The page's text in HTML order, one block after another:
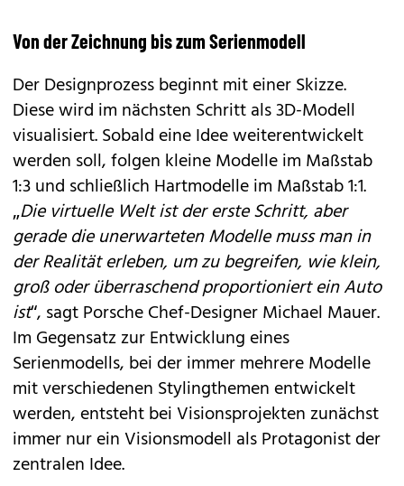
Von der Zeichnung bis zum Serienmodell
Der Designprozess beginnt mit einer Skizze.
Diese wird im nächsten Schritt als 3D-Modell
visualisiert. Sobald eine Idee weiterentwickelt
werden soll, folgen kleine Modelle im Maßstab
1:3 und schließlich Hartmodelle im Maßstab 1:1.
„Die virtuelle Welt ist der erste Schritt, aber
gerade die unerwarteten Modelle muss man in
der Realität erleben, um zu begreifen, wie klein,
groß oder überraschend proportioniert ein Auto
ist“, sagt Porsche Chef-Designer Michael Mauer.
Im Gegensatz zur Entwicklung eines
Serienmodells, bei der immer mehrere Modelle
mit verschiedenen Stylingthemen entwickelt
werden, entsteht bei Visionsprojekten zunächst
immer nur ein Visionsmodell als Protagonist der
zentralen Idee.